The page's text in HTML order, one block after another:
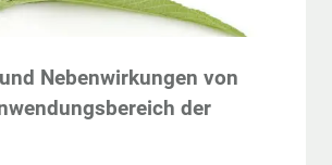
Nebenwirkungen von
der